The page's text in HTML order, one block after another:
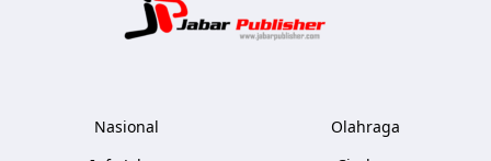
Nasional
Olahraga